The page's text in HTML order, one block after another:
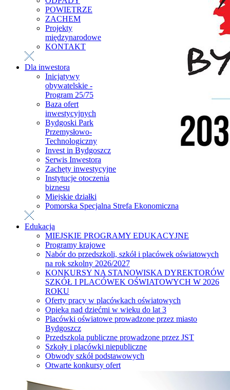
POWIETRZE
ZACHEM
Projekty
międzynarodowe
KONTAKT
Dla inwestora
Inicjatywy
obywatelskie -
Program 25/75
Baza ofert
inwestycyjnych
Bydgoski Park
Przemysłowo-
Technologiczny
Invest in Bydgoszcz
Serwis Inwestora
Zachęty inwestycyjne
Instytucje otoczenia
biznesu
Miejskie działki
Pomorska Specjalna Strefa Ekonomiczna
Edukacja
MIEJSKIE PROGRAMY EDUKACYJNE
Programy krajowe
Nabór do przedszkoli, szkół i placówek oświatowych
na rok szkolny 2026/2027
KONKURSY NA STANOWISKA DYREKTORÓW
SZKÓŁ I PLACÓWEK OŚWIATOWYCH W 2026
ROKU
Oferty pracy w placówkach oświatowych
Opieka nad dziećmi w wieku do lat 3
Placówki oświatowe prowadzone przez miasto
Bydgoszcz
Przedszkola publiczne prowadzone przez JST
Szkoły i placówki niepubliczne
Obwody szkół podstawowych
Otwarte konkursy ofert